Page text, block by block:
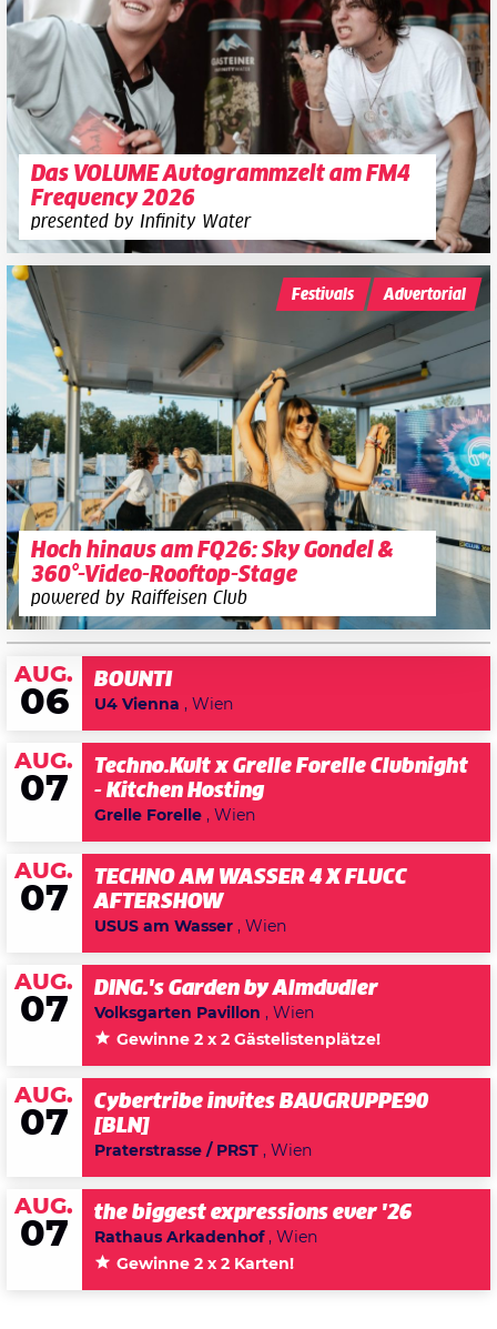
Das VOLUME Autogrammzelt am FM4
Frequency 2026
presented by Infinity Water
Hoch hinaus am FQ26: Sky Gondel &
360°-Video-Rooftop-Stage
powered by Raiffeisen Club
Festivals Advertorial
AUG.
06
BOUNTI
U4 Vienna , Wien
AUG.
07
Techno.Kult x Grelle Forelle Clubnight
- Kitchen Hosting
Grelle Forelle , Wien
AUG.
07
TECHNO AM WASSER 4 X FLUCC
AFTERSHOW
USUS am Wasser , Wien
AUG.
07
DING.'s Garden by Almdudler
Volksgarten Pavillon , Wien
Gewinne 2 x 2 Gästelistenplätze!
AUG.
07
Cybertribe invites BAUGRUPPE90
[BLN]
Praterstrasse / PRST , Wien
AUG.
07
the biggest expressions ever '26
Rathaus Arkadenhof, Wien
Gewinne 2 x 2 Karten!